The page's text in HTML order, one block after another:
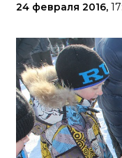
24 февраля 2016,